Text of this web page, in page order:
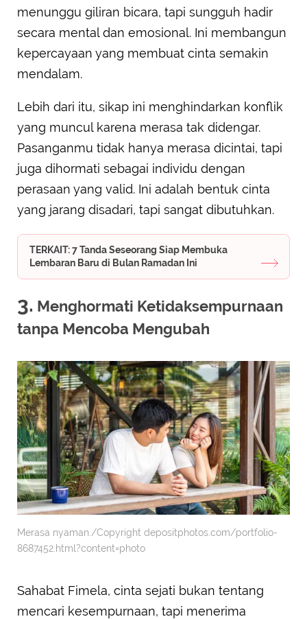
menunggu giliran bicara, tapi sungguh hadir
secara mental dan emosional. Ini membangun
kepercayaan yang membuat cinta semakin
mendalam.
Lebih dari itu, sikap ini menghindarkan konflik
yang muncul karena merasa tak didengar.
Pasanganmu tidak hanya merasa dicintai, tapi
juga dihormati sebagai individu dengan
perasaan yang valid. Ini adalah bentuk cinta
yang jarang disadari, tapi sangat dibutuhkan.
TERKAIT: 7 Tanda Seseorang Siap Membuka
Lembaran Baru di Bulan Ramadan Ini
3. Menghormati Ketidaksempurnaan
tanpa Mencoba Mengubah
Merasa nyaman./Copyright depositphotos.com/portfolio-
8687452.html?content=photo
Sahabat Fimela, cinta sejati bukan tentang
mencari kesempurnaan, tapi menerima